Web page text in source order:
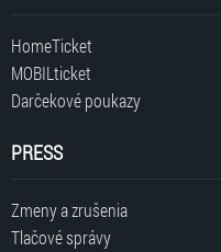
HomeTicket
MOBILticket
Darčekové poukazy
PRESS
Zmeny a zrušenia
Tlačové správy